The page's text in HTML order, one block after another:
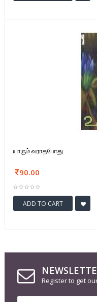
யாரும் வராதபோது
90.00
ADD TO CART
Register to get